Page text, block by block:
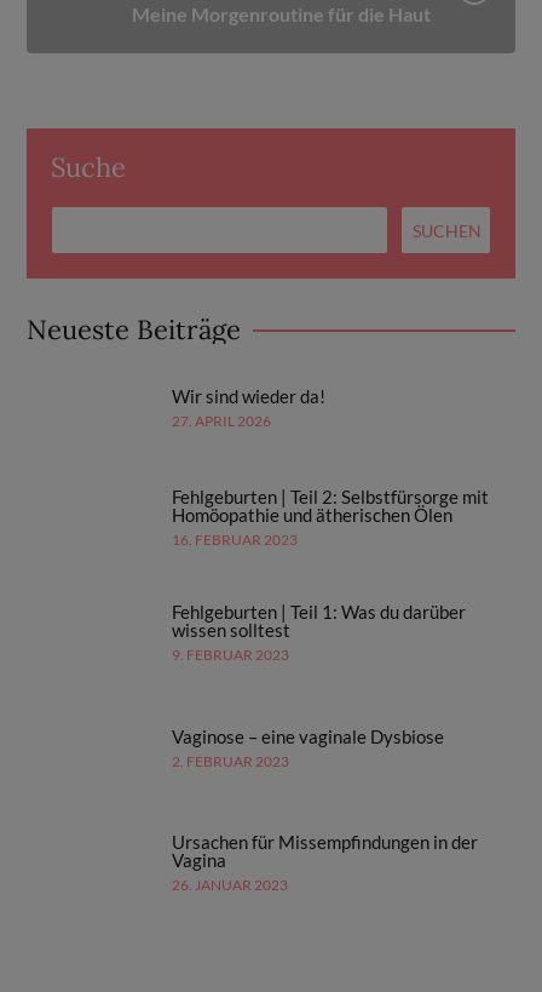
Meine Morgenroutine für die Haut
Suche
Neueste Beiträge
Wir sind wieder da!
27. APRIL 2026
Fehlgeburten | Teil 2: Selbstfürsorge mit
Homöopathie und ätherischen Ölen
16. FEBRUAR 2023
Fehlgeburten | Teil 1: Was du darüber
wissen solltest
9. FEBRUAR 2023
Vaginose – eine vaginale Dysbiose
2. FEBRUAR 2023
Ursachen für Missempfindungen in der
Vagina
26. JANUAR 2023